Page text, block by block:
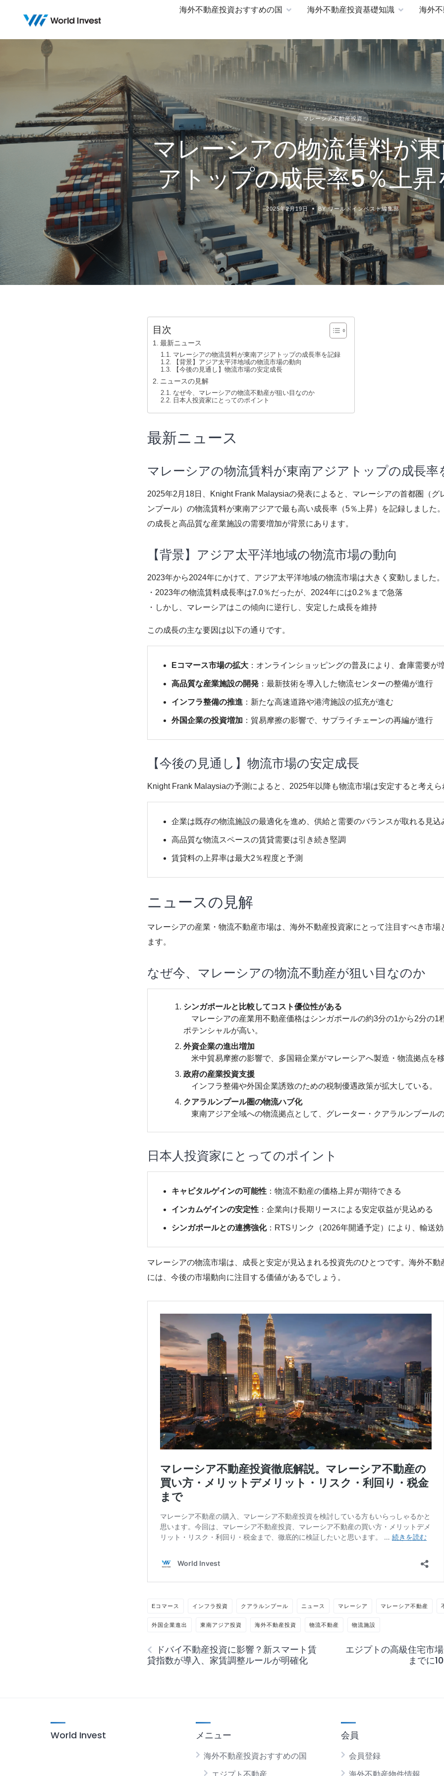
海外不動産投資おすすめの国 海外不動産投資基礎知識 海外
マレーシア不動産投資
マレーシアの物流賃料が
アトップの成長率5％上
2025年2月19日 BY ワールドインベスト編集部
目次
最新ニュース
マレーシアの物流賃料が東南アジアトップの成長率を記録
【背景】アジア太平洋地域の物流市場の動向
【今後の見通し】物流市場の安定成長
ニュースの見解
なぜ今、マレーシアの物流不動産が狙い目なのか
日本人投資家にとってのポイント
最新ニュース
マレーシアの物流賃料が東南アジアトップの成長率
2025年2月18日、Knight Frank Malaysiaの発表によると、マレーシアの首都圏（グ
ンプール）の物流賃料が東南アジアで最も高い成長率（5％上昇）を記録しました
の成長と高品質な産業施設の需要増加が背景にあります。
【背景】アジア太平洋地域の物流市場の動向
2023年から2024年にかけて、アジア太平洋地域の物流市場は大きく変動しました。
・2023年の物流賃料成長率は7.0％だったが、2024年には0.2％まで急落
・しかし、マレーシアはこの傾向に逆行し、安定した成長を維持
この成長の主な要因は以下の通りです。
Eコマース市場の拡大 ：オンラインショッピングの普及により、倉庫需要が
高品質な産業施設の開発 ：最新技術を導入した物流センターの整備が進行
インフラ整備の推進 ：新たな高速道路や港湾施設の拡充が進む
外国企業の投資増加 ：貿易摩擦の影響で、サプライチェーンの再編が進行
【今後の見通し】物流市場の安定成長
Knight Frank Malaysiaの予測によると、2025年以降も物流市場は安定すると考えら
企業は既存の物流施設の最適化を進め、供給と需要のバランスが取れる見込
高品質な物流スペースの賃貸需要は引き続き堅調
賃貸料の上昇率は最大2％程度と予測
ニュースの見解
マレーシアの産業・物流不動産市場は、海外不動産投資家にとって注目すべき市場
ます。
なぜ今、マレーシアの物流不動産が狙い目なのか
シンガポールと比較してコスト優位性がある
マレーシアの産業用不動産価格はシンガポールの約3分の1から2分の1
ポテンシャルが高い。
外資企業の進出増加
米中貿易摩擦の影響で、多国籍企業がマレーシアへ製造・物流拠点を移
政府の産業投資支援
インフラ整備や外国企業誘致のための税制優遇政策が拡大している。
クアラルンプール圏の物流ハブ化
東南アジア全域への物流拠点として、グレーター・クアラルンプールの
日本人投資家にとってのポイント
キャピタルゲインの可能性 ：物流不動産の価格上昇が期待できる
インカムゲインの安定性 ：企業向け長期リースによる安定収益が見込める
シンガポールとの連携強化：RTSリンク（2026年開通予定）により、輸送
マレーシアの物流市場は、成長と安定が見込まれる投資先のひとつです。海外不動
には、今後の市場動向に注目する価値があるでしょう。
Eコマース インフラ投資 クアラルンプール ニュース マレーシア マレーシア不動産
外国企業進出 東南アジア投資 海外不動産投資 物流不動産 物流施設
ドバイ不動産投資に影響？新スマート賃
貸指数が導入、家賃調整ルールが明確化
エジプトの高級住宅市
までに
World Invest メニュー
海外不動産投資おすすめの国
エジプト不動産
会員
会員登録
海外不動産物件情報